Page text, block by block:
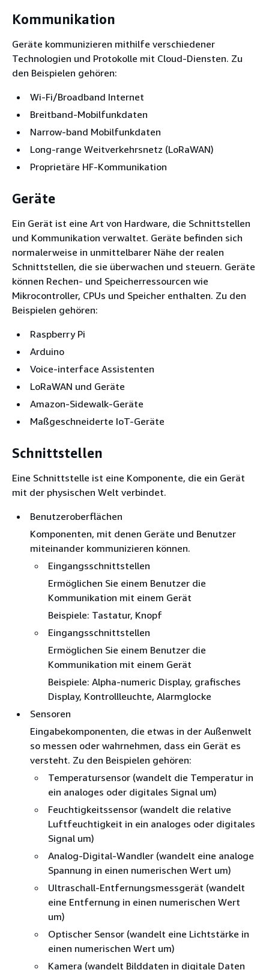
Kommunikation
Geräte kommunizieren mithilfe verschiedener
Technologien und Protokolle mit Cloud-Diensten. Zu
den Beispielen gehören:
Wi-Fi/Broadband Internet
Breitband-Mobilfunkdaten
Narrow-band Mobilfunkdaten
Long-range Weitverkehrsnetz (LoRaWAN)
Proprietäre HF-Kommunikation
Geräte
Ein Gerät ist eine Art von Hardware, die Schnittstellen
und Kommunikation verwaltet. Geräte befinden sich
normalerweise in unmittelbarer Nähe der realen
Schnittstellen, die sie überwachen und steuern. Geräte
können Rechen- und Speicherressourcen wie
Mikrocontroller, CPUs und Speicher enthalten. Zu den
Beispielen gehören:
Raspberry Pi
Arduino
Voice-interface Assistenten
LoRaWAN und Geräte
Amazon-Sidewalk-Geräte
Maßgeschneiderte IoT-Geräte
Schnittstellen
Eine Schnittstelle ist eine Komponente, die ein Gerät
mit der physischen Welt verbindet.
Benutzeroberflächen
Komponenten, mit denen Geräte und Benutzer
miteinander kommunizieren können.
Eingangsschnittstellen
Ermöglichen Sie einem Benutzer die
Kommunikation mit einem Gerät
Beispiele: Tastatur, Knopf
Eingangsschnittstellen
Ermöglichen Sie einem Benutzer die
Kommunikation mit einem Gerät
Beispiele: Alpha-numeric Display, grafisches
Display, Kontrollleuchte, Alarmglocke
Sensoren
Eingabekomponenten, die etwas in der Außenwelt
so messen oder wahrnehmen, dass ein Gerät es
versteht. Zu den Beispielen gehören:
Temperatursensor (wandelt die Temperatur in
ein analoges oder digitales Signal um)
Feuchtigkeitssensor (wandelt die relative
Luftfeuchtigkeit in ein analoges oder digitales
Signal um)
Analog-Digital-Wandler (wandelt eine analoge
Spannung in einen numerischen Wert um)
Ultraschall-Entfernungsmessgerät (wandelt
eine Entfernung in einen numerischen Wert
um)
Optischer Sensor (wandelt eine Lichtstärke in
einen numerischen Wert um)
Kamera (wandelt Bilddaten in digitale Daten